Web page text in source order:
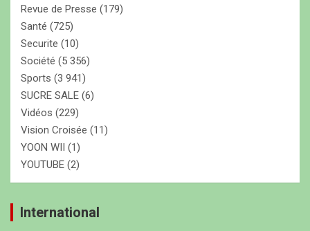
Revue de Presse (179)
Santé (725)
Securite (10)
Société (5 356)
Sports (3 941)
SUCRE SALE (6)
Vidéos (229)
Vision Croisée (11)
YOON WII
(1)
YOUTUBE (2)
International